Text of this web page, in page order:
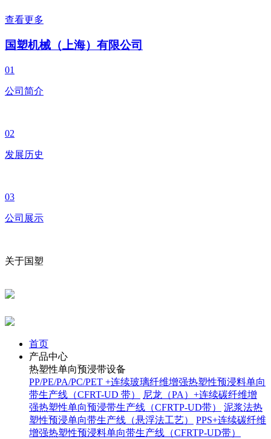
查看更多
国塑机械（上海）有限公司
01
公司简介
02
发展历史
03
公司展示
关于国塑
首页
产品中心
热塑性单向预浸带设备
PP/PE/PA/PC/PET +连续玻璃纤维增强热塑性预浸料单向
带生产线（CFRT-UD 带）
尼龙（PA）+连续碳纤维增
强热塑性单向预浸带生产线（CFRTP-UD带）
泥浆法热
塑性预浸单向带生产线（悬浮法工艺）
PPS+连续碳纤维
增强热塑性预浸料单向带生产线（CFRTP-UD带）